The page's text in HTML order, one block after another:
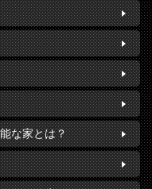
な家とは？